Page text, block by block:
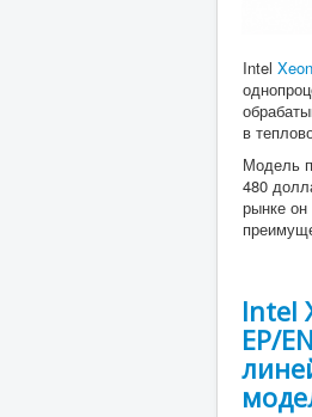
Intel
в
Модель
480
рынке он
Intel
EP/